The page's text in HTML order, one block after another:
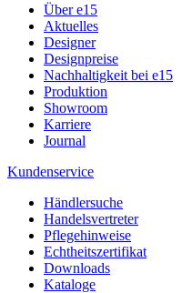
Über e15
Aktuelles
Designer
Designpreise
Nachhaltigkeit bei e15
Produktion
Showroom
Karriere
Journal
Kundenservice
Händlersuche
Handelsvertreter
Pflegehinweise
Echtheitszertifikat
Downloads
Kataloge